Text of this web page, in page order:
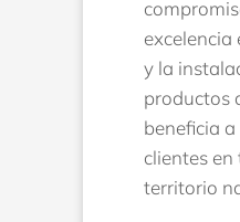
excelencia
y la
productos
beneficia
clientes en
territorio